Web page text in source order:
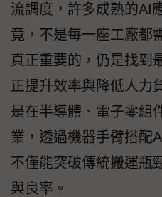
流調度，許多成熟的AI
竟，不是每一座工廠都
真正重要的，仍是找到
正提升效率與降低人力
是在半導體、電子零組
業，透過機器手臂搭配
不僅能突破傳統搬運瓶
與良率。